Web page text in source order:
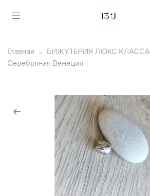
Главная БИЖУТЕРИЯ ЛЮКС КЛАССА
Серебряная Венеция